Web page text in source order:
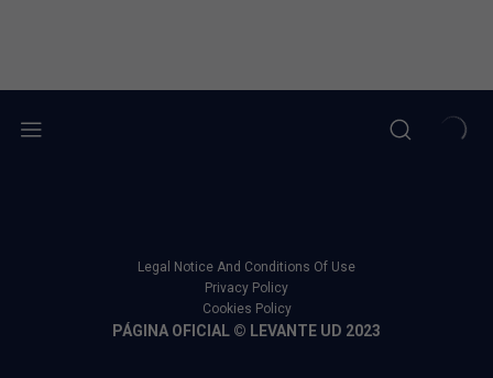
Legal Notice And Conditions Of Use
Privacy Policy
Cookies Policy
PÁGINA OFICIAL © LEVANTE UD 2023